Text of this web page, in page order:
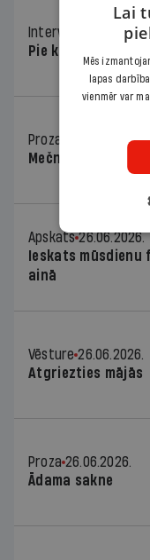
Intervija
26.06.2026.
Pie kaimiņiem
Proza
26.06.2026.
Mečnikova ielas
Apskats 26.06.2026.
Ieskats
ainā
Vēsture 26.06.2026.
Atgriezties mājās
Proza 26.06.2026.
Ādama sakne
Lai
Mēs
lapas
vienmēr var